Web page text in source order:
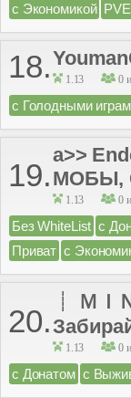
с Экономикой PVE
18. 1.13 0
с Голодными
19.
a>>
МОБЫ,
1.13 0
Без WhiteList с
Приват с
20.
┊ ＭＩ
1.13 0
с Донатом с